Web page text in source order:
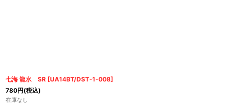
七海 龍水 SR [UA14BT/DST-1-008]
780円(税込)
在庫なし